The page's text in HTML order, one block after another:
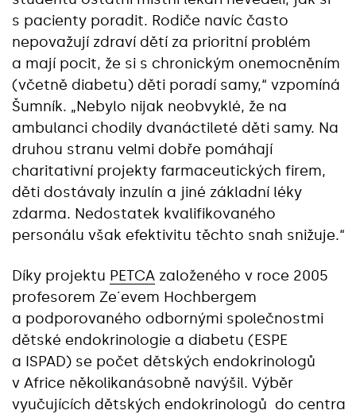
s pacienty poradit. Rodiče navíc často
nepovažují zdraví dětí za prioritní problém
a mají pocit, že si s chronickým onemocněním
(včetně diabetu) děti poradí samy,“ vzpomíná
Šumník. „Nebylo nijak neobvyklé, že na
ambulanci chodily dvanáctileté děti samy. Na
druhou stranu velmi dobře pomáhají
charitativní projekty farmaceutických firem,
děti dostávaly inzulín a jiné základní léky
zdarma. Nedostatek kvalifikovaného
personálu však efektivitu těchto snah snižuje.“
Díky projektu PETCA založeného v roce 2005
profesorem Ze´evem Hochbergem
a podporovaného odbornými společnostmi
dětské endokrinologie a diabetu (ESPE
a ISPAD) se počet dětských endokrinologů
v Africe několikanásobně navýšil. Výběr
vyučujících dětských endokrinologů do centra